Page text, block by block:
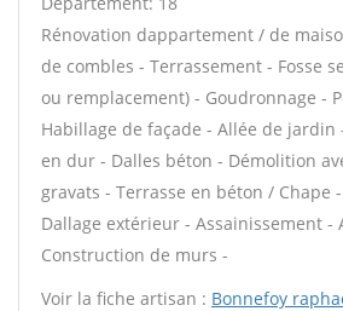
Rénovation dappartement / de
de combles - Terrassement - Fosse
ou remplacement) - Goudronnage -
Habillage de façade - Allée de jardin
en dur - Dalles béton - Démolition
gravats - Terrasse en béton / Chape
Dallage extérieur - Assainissement -
Construction de murs -
Voir la fiche artisan : Bonnefoy